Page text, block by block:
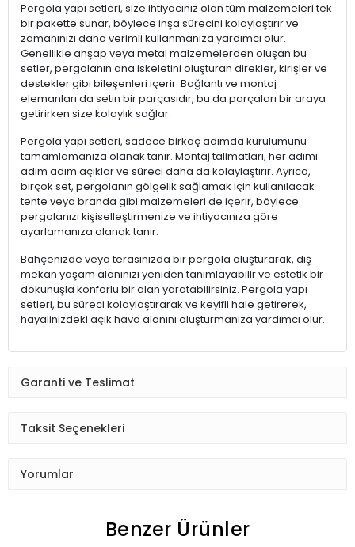
Pergola yapı setleri, size ihtiyacınız olan tüm malzemeleri tek
bir pakette sunar, böylece inşa sürecini kolaylaştırır ve
zamanınızı daha verimli kullanmanıza yardımcı olur.
Genellikle ahşap veya metal malzemelerden oluşan bu
setler, pergolanın ana iskeletini oluşturan direkler, kirişler ve
destekler gibi bileşenleri içerir. Bağlantı ve montaj
elemanları da setin bir parçasıdır, bu da parçaları bir araya
getirirken size kolaylık sağlar.
Pergola yapı setleri, sadece birkaç adımda kurulumunu
tamamlamanıza olanak tanır. Montaj talimatları, her adımı
adım adım açıklar ve süreci daha da kolaylaştırır. Ayrıca,
birçok set, pergolanın gölgelik sağlamak için kullanılacak
tente veya branda gibi malzemeleri de içerir, böylece
pergolanızı kişiselleştirmenize ve ihtiyacınıza göre
ayarlamanıza olanak tanır.
Bahçenizde veya terasınızda bir pergola oluşturarak, dış
mekan yaşam alanınızı yeniden tanımlayabilir ve estetik bir
dokunuşla konforlu bir alan yaratabilirsiniz. Pergola yapı
setleri, bu süreci kolaylaştırarak ve keyifli hale getirerek,
hayalinizdeki açık hava alanını oluşturmanıza yardımcı olur.
Garanti ve Teslimat
Taksit Seçenekleri
Yorumlar
Benzer Ürünler